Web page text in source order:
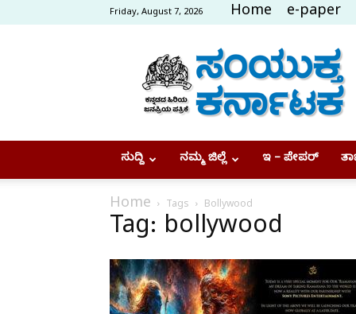
Friday, August 7, 2026 Home e-paper
Samyukta
Karnataka
ಸುದ್ದಿ ನಮ್ಮ ಜಿಲ್ಲೆ ಇ – ಪೇಪರ್
Home Tags Bollywood
Tag: bollywood